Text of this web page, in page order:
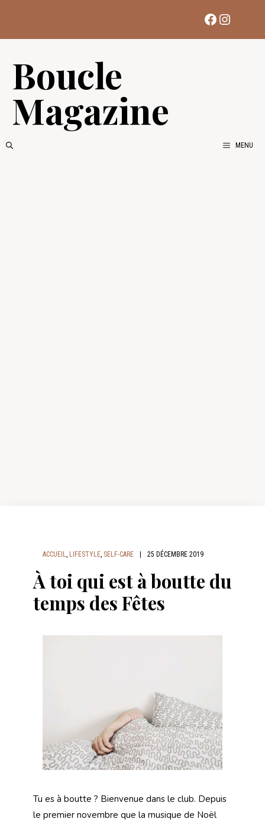
contenu
Facebook
Boucle
Magazine
MENU
ACCUEIL, LIFESTYLE, SELF-CARE 25 DÉCEMBRE 2019
À toi qui est à boutte du
temps des Fêtes
Tu es à boutte ? Bienvenue dans le club. Depuis
le premier novembre que la musique de Noël